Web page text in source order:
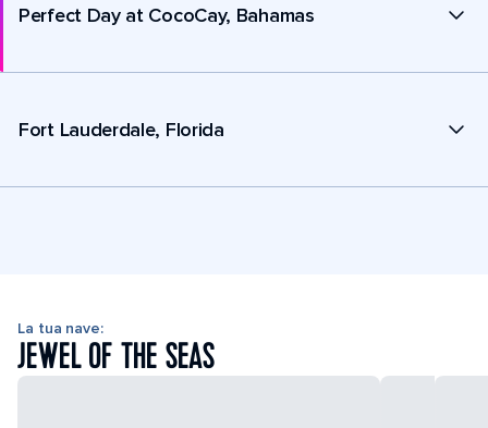
Perfect Day at CocoCay, Bahamas
Fort Lauderdale, Florida
La tua nave:
JEWEL OF THE SEAS